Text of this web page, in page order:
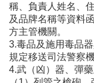
稱、負責人姓名、
及品牌名稱等資料
方主管機關。
3.毒品及施用毒品
規定移送司法警察
4.武（凶）器、彈